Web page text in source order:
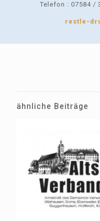
Telefon : 07584 /
restle-
ähnliche Beiträge